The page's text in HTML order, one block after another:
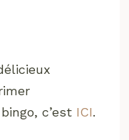
c’est ICI.